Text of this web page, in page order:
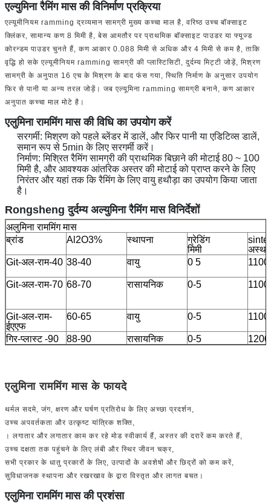
एल्युमिना रैमिंग मास की विनिर्माण प्रक्रिया
एल्यूमीनियम ramming द्रव्यमान सामग्री मुख्य कच्चा माल है, वरिष्ठ उच्च बॉक्साइट
क्लिंकर, सामान्य कण 8 मिमी है, बेस आमतौर पर प्राथमिक बॉक्साइट पाउडर या फ्यूज्ड
कोरन्डम पाउडर चुनते हैं, कण आकार 0.088 मिमी से अधिक और 4 मिमी से कम है, ताकि
वृद्धि हो सके एल्यूमीनियम ramming सामग्री की प्लास्टिसिटी, दुर्दम्य मिट्टी जोड़ें, मिश्रण
सामग्री के अनुपात 16 एच के मिश्रण के बाद फंस गया, स्थिति निर्माण के अनुसार उपयोग
फिर से पानी या अन्य तरल जोड़ें। जब एल्यूमिना ramming सामग्री बनाने, कण आकार
अनुपात कच्चा माल मोटे है।
एलुमिना राममिंग मास की विधि का उपयोग करें
सरगर्मी: मिश्रण को पहले ब्लेंडर में डालें, और फिर पानी या एडिटिव्स डालें,
समान रूप से 5min के लिए सरगर्मी करें।
निर्माण: मिश्रित रैमिंग सामग्री की प्राथमिक बिछाने की मोटाई 80 ~ 100
मिमी है, और आवश्यक आंतरिक अस्तर की मोटाई को प्राप्त करने के लिए
निरंतर और यहां तक ​​कि रैमिंग के लिए वायु हथौड़ा का उपयोग किया जाता
है।
Rongsheng दुर्दम्य अल्युमिना रैमिंग मास विनिर्देशों
अलुमिना राममिंग मास
ब्रांड
Al2O3% स्थापना
ग्रेडिंग
मिमी
Git-अल-राम-40 38-40 वायु 0 5 1100
Git-अल-राम-70 68-70 रासायनिक 0-5 1100
Git-अल-राम-
ईएएफ
60-65 वायु 0-5 1100
गिर-प्लास्ट -90 88-90 रासायनिक 0-5 1200
एलुमिना राममिंग मास के फायदे
थर्मल सदमे, जंग, क्षरण और घर्षण प्रतिरोध के लिए अच्छा प्रदर्शन,
उच्च अपवर्तकता और उत्कृष्ट यांत्रिक शक्ति,
। लगातार और लगातार काम कर रहे मोड स्वीकार्य हैं, अस्तर की दरारें कम करते हैं,
उच्च दक्षता तक पहुंचने के लिए लंबी और स्थिर जीवन चक्र,
सभी प्रकार के धातु प्रकारों के लिए, उत्पादों के अवशेषों और छिद्रों को कम करें,
सुविधाजनक स्थापना और रखरखाव के द्वारा विस्तृत और लागत बचत।
एलुमिना राममिंग मास की प्रशंसा